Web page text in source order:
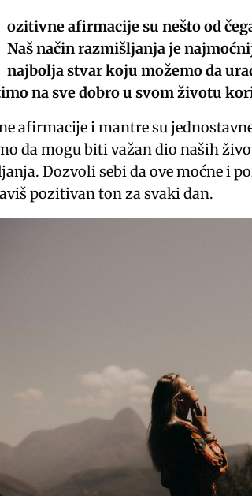
ozitivne afirmacije su nešto od
Naš način razmišljanja je
najbolja stvar koju možemo da
na sve dobro u svom životu
afirmacije i mantre su
da mogu biti važan dio naših
Dozvoli sebi da ove moćne i
pozitivan ton za svaki dan.